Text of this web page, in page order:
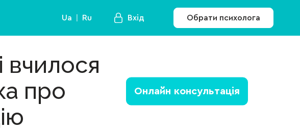
Ua Ru Вхід Обрати психолога
про
Онлайн консультація